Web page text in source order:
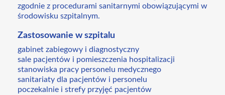
zgodnie z procedurami sanitarnymi obowiązującymi w
środowisku szpitalnym.
Zastosowanie w szpitalu
gabinet zabiegowy i diagnostyczny
sale pacjentów i pomieszczenia hospitalizacji
stanowiska pracy personelu medycznego
sanitariaty dla pacjentów i personelu
poczekalnie i strefy przyjęć pacjentów